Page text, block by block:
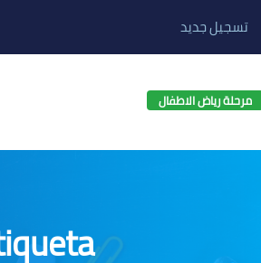
تسجيل جديد
مرحلة رياض الاطفال